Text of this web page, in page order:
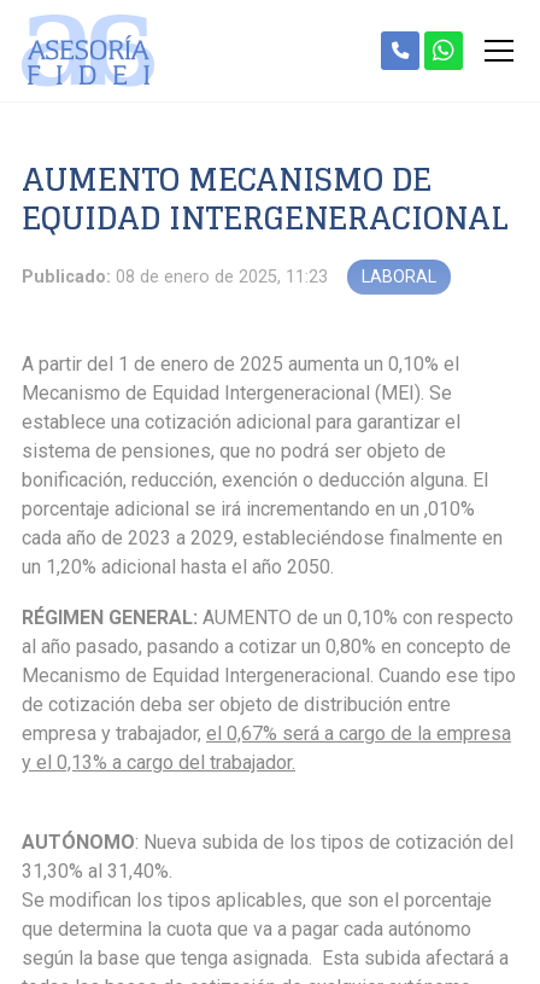
AUMENTO MECANISMO DE
EQUIDAD INTERGENERACIONAL
Publicado: 08 de enero de 2025, 11:23 LABORAL
A partir del 1 de enero de 2025 aumenta un 0,10% el
Mecanismo de Equidad Intergeneracional (MEI). Se
establece una cotización adicional para garantizar el
sistema de pensiones, que no podrá ser objeto de
bonificación, reducción, exención o deducción alguna. El
porcentaje adicional se irá incrementando en un ,010%
cada año de 2023 a 2029, estableciéndose finalmente en
un 1,20% adicional hasta el año 2050.
RÉGIMEN GENERAL: AUMENTO de un 0,10% con respecto
al año pasado, pasando a cotizar un 0,80% en concepto de
Mecanismo de Equidad Intergeneracional. Cuando ese tipo
de cotización deba ser objeto de distribución entre
empresa y trabajador, el 0,67% será a cargo de la empresa
y el 0,13% a cargo del trabajador.
AUTÓNOMO: Nueva subida de los tipos de cotización del
31,30% al 31,40%.
Se modifican los tipos aplicables, que son el porcentaje
que determina la cuota que va a pagar cada autónomo
según la base que tenga asignada. Esta subida afectará a